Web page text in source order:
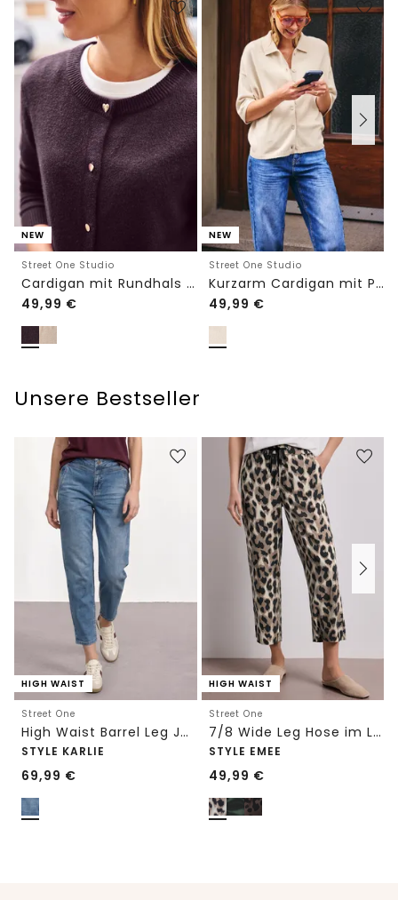
NEW
Street One Studio
Cardigan mit Rundhals und Knöpfen
49,99 €
NEW
Street One Studio
Kurzarm Cardigan mit Polokragen
49,99 €
Unsere Bestseller
HIGH WAIST
Street One
High Waist Barrel Leg Jeans im Loose Fit
STYLE KARLIE
69,99 €
HIGH WAIST
Street One
7/8 Wide Leg Hose im Loose Fit mit Print
STYLE EMEE
49,99 €